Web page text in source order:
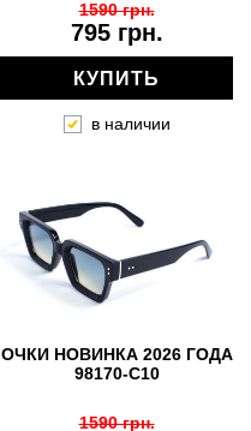
795 грн.
1590 грн.
КУПИТЬ
в наличии
ОЧКИ НОВИНКА 2026 ГОДА
98170-C10
1590 грн.